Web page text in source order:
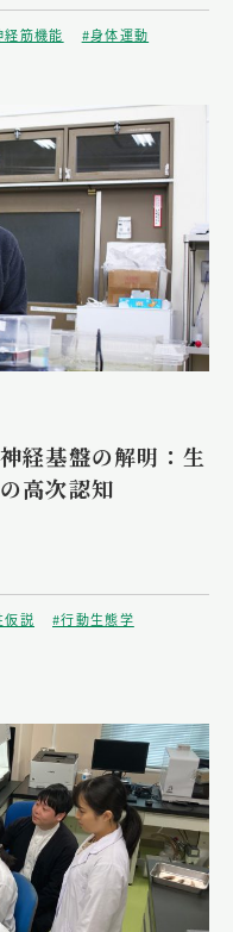
経筋機能 #身体運動
経基盤の解明：生
高次認知
仮説
#行動生態学